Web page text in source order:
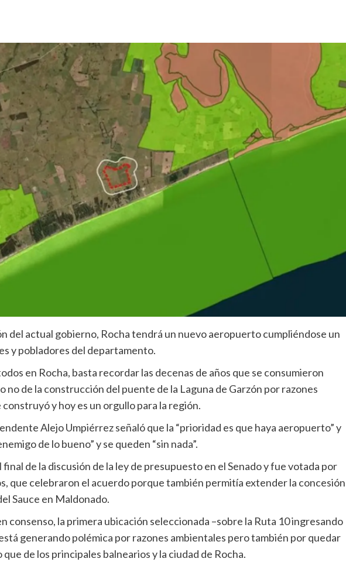
del actual gobierno, Rocha tendrá un nuevo aeropuerto cumpliéndose un
y pobladores del departamento.
en Rocha, basta recordar las decenas de años que se consumieron
no de la construcción del puente de la Laguna de Garzón por razones
y hoy es un orgullo para la región.
Alejo Umpiérrez señaló que la “prioridad es que haya aeropuerto” y
de lo bueno” y se queden “sin nada”.
de la discusión de la ley de presupuesto en el Senado y fue votada por
que celebraron el acuerdo porque también permitía extender la concesión
Sauce en Maldonado.
consenso, la primera ubicación seleccionada –sobre la Ruta 10 ingresando
generando polémica por razones ambientales pero también por quedar
de los principales balnearios y la ciudad de Rocha.